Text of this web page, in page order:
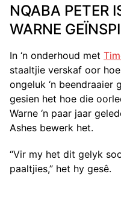
NQABA PETER
WARNE
In ‘n onderhoud met
staaltjie verskaf oor
ongeluk ‘n beendraaier
gesien het hoe die
Warne ‘n paar jaar
Ashes bewerk het.
“Vir my het dit gelyk
paaltjies,” het hy gesê.